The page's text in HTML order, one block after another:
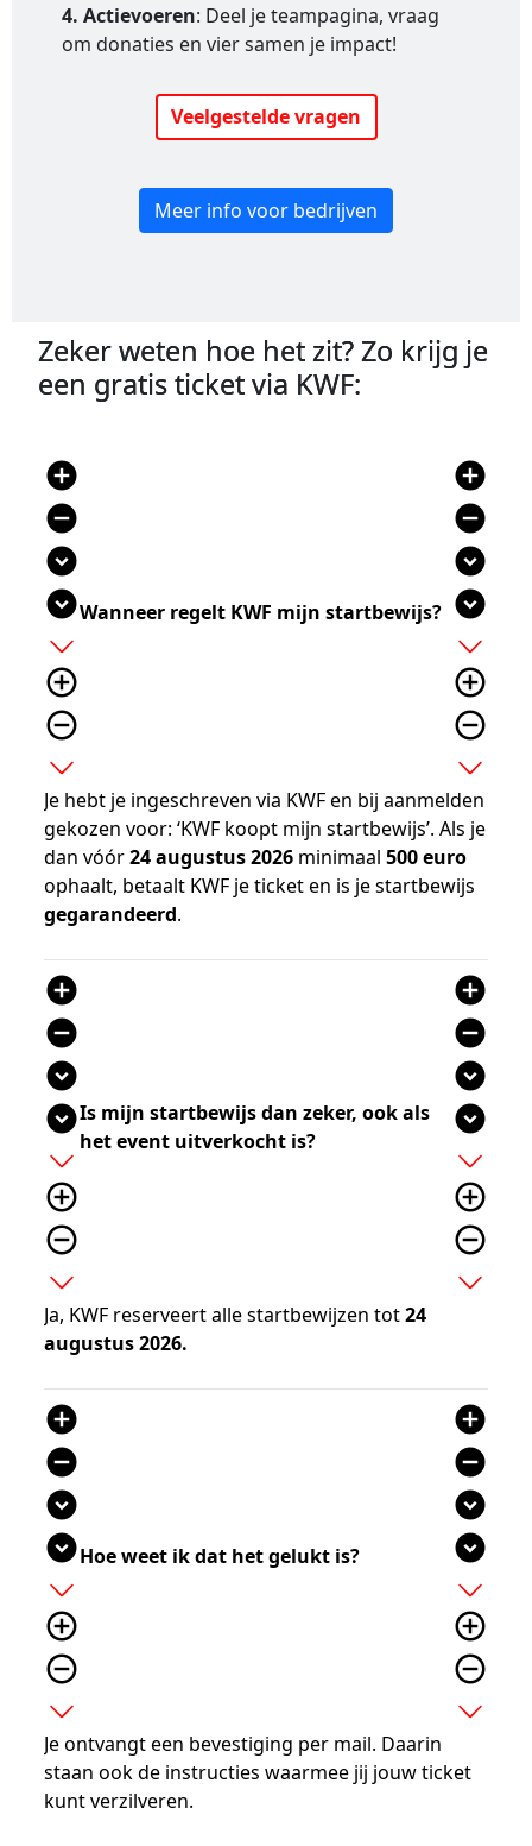
4. Actievoeren: Deel je teampagina, vraag
om donaties en vier samen je impact!
Veelgestelde vragen
Meer info voor bedrijven
Zeker weten hoe het zit? Zo krijg je
een gratis ticket via KWF:
add_circle
remove_circle
expand_circle_down
expand_circle_down
add
add_circle_outline
remove_circle_outline
expand_more
Wanneer regelt KWF mijn startbewijs?
add_circle
remove_circle
expand_circle_down
expand_circle_down
add
add_circle_outline
remove_circle_outline
expand_more
Je hebt je ingeschreven via KWF en bij aanmelden
gekozen voor: ‘KWF koopt mijn startbewijs’. Als je
dan vóór24 augustus 2026 minimaal 500 euro
ophaalt, betaalt KWF je ticket en is je startbewijs
gegarandeerd.
add_circle
remove_circle
expand_circle_down
expand_circle_down
add
add_circle_outline
remove_circle_outline
expand_more
Is mijn startbewijs dan zeker, ook als
het event uitverkocht is?
add_circle
remove_circle
expand_circle_down
expand_circle_down
add
add_circle_outline
remove_circle_outline
expand_more
Ja, KWF reserveert alle startbewijzen tot24
augustus 2026.
add_circle
remove_circle
expand_circle_down
expand_circle_down
add
add_circle_outline
remove_circle_outline
expand_more
Hoe weet ik dat het gelukt is?
add_circle
remove_circle
expand_circle_down
expand_circle_down
add
add_circle_outline
remove_circle_outline
expand_more
Je ontvangt een bevestiging per mail. Daarin
staan ook de instructies waarmee jij jouw ticket
kunt verzilveren.